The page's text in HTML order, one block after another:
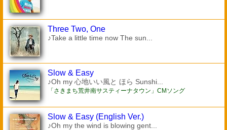
Three Two, One
♪Take a little time now The sun...
Slow & Easy
♪Oh my 心地いい風と ほら Sunshi...
「さきまち荒井南サスティーナタウン」CMソング
Slow & Easy (English Ver.)
♪Oh my the wind is blowing gent...